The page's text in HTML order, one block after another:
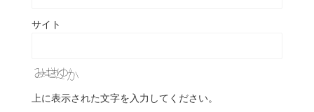
サイト
上に表示された文字を入力してください。